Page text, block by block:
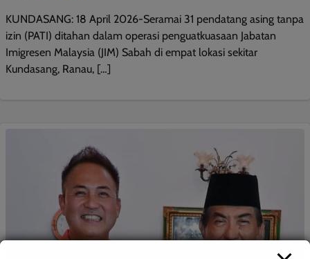
KUNDASANG: 18 April 2026-Seramai 31 pendatang asing tanpa
izin (PATI) ditahan dalam operasi penguatkuasaan Jabatan
Imigresen Malaysia (JIM) Sabah di empat lokasi sekitar
Kundasang, Ranau, […]